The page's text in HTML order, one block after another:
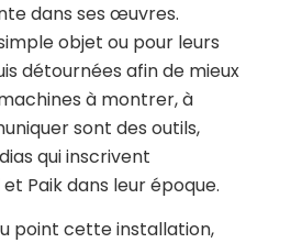
dans ses œuvres.
objet ou pour leurs
détournées afin de mieux
à montrer, à
sont des outils,
qui inscrivent
Paik dans leur époque.
point cette installation,